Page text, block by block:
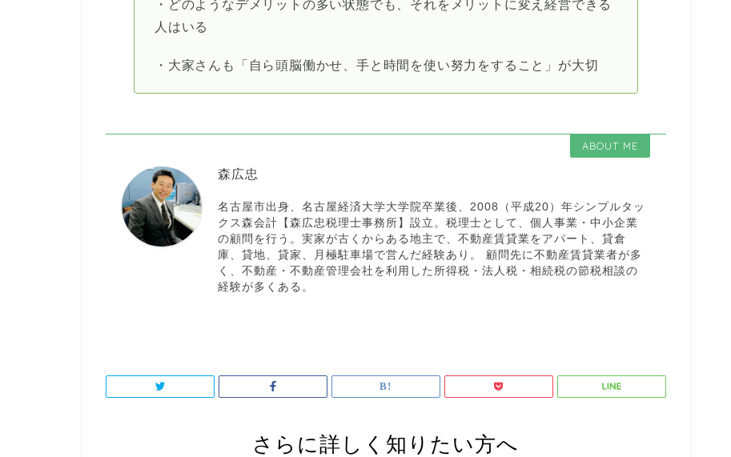
・どのようなデメリットの多い状態でも、それをメリットに変え経営できる
人はいる
・大家さんも「自ら頭脳働かせ、手と時間を使い努力をすること」が大切
ABOUT ME
森広忠
名古屋市出身、名古屋経済大学大学院卒業後、2008（平成20）年シンプルタッ
クス森会計【森広忠税理士事務所】設立。税理士として、個人事業・中小企業
の顧問を行う。実家が古くからある地主で、不動産賃貸業をアパート、貸倉
庫、貸地、貸家、月極駐車場で営んだ経験あり。 顧問先に不動産賃貸業者が多
く、不動産・不動産管理会社を利用した所得税・法人税・相続税の節税相談の
経験が多くある。
さらに詳しく知りたい方へ